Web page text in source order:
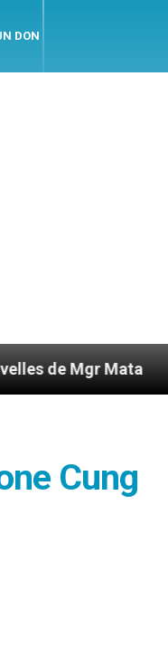
DON
Mata Sept
Cung